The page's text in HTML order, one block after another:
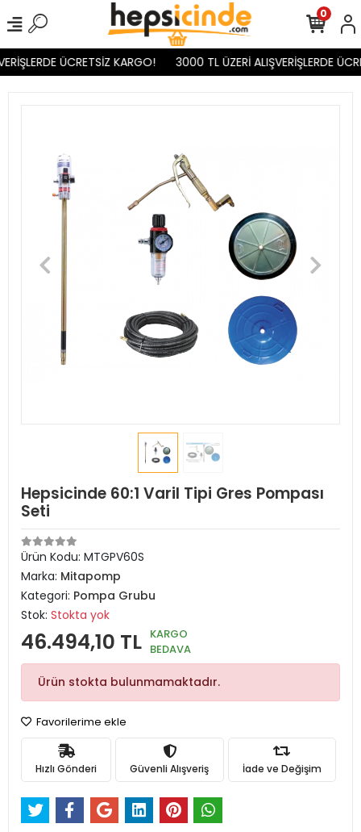
ÜCRETSİZ KARGO! 3000 TL ÜZERİ ALIŞVERİŞLERDE
0
Hepsicinde 60:1 Varil Tipi Gres Pompası
Seti
Ürün Kodu: MTGPV60S
Marka: Mitapomp
Kategori: Pompa Grubu
Stok: Stokta yok
46.494,10 TL KARGO
BEDAVA
Ürün stokta bulunmamaktadır.
Favorilerime ekle
Hızlı Gönderi Güvenli Alışveriş İade ve Değişim